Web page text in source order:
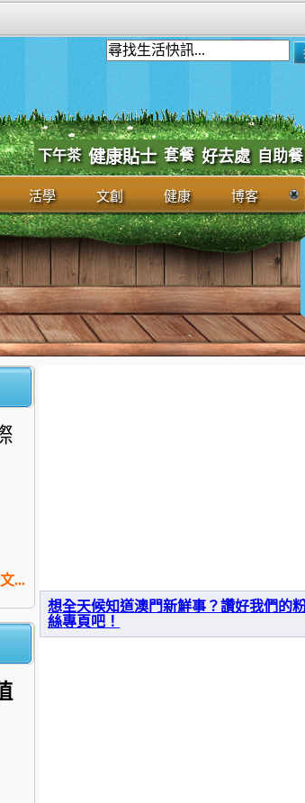
下午茶 健康貼士 套餐 好去處 自助餐
活學 文創 健康 博客
...
想全天候知道澳門新鮮事？讚好我們的
絲專頁吧！